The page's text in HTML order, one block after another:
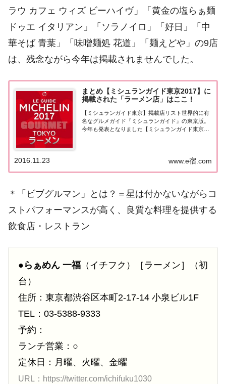
ラウ カフェ ウィズ ビーハイヴ」「黄金の塩らぁ麺
ドゥエ イタリアン」「ソラノイロ」「好日」「中
華そば 青葉」「味噌麺処 花道」「麺えどや」の9店
は、残念ながら今年は掲載されませんでした。
まとめ【ミシュランガイド東京2017】に
掲載された「ラーメン店」はここ！
【ミシュランガイド東京】掲載店リスト世界的に有
名なグルメガイド『ミシュランガイド』の東京版。
今年も発表となりました【ミシュランガイド東京
www.e宿.com
2016.11.23
＊「ビブグルマン」とは？＝星は付かないながらコ
ストパフォーマンスが高く、良質な料理を提供する
飲食店・レストラン
● らぁめん 一福 （イチフク）［ラーメン］（初
台）
住所：東京都渋谷区本町2-17-14 小泉ビル1F
TEL：03-5388-9333
予約：
ランチ営業：○
定休日：月曜、火曜、金曜
URL：https://twitter.com/ichifuku1030